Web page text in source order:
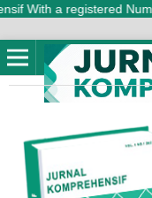
a registered Number